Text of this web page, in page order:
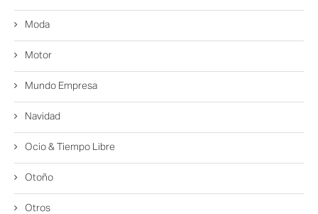
Moda
Motor
Mundo Empresa
Navidad
Ocio & Tiempo Libre
Otoño
Otros